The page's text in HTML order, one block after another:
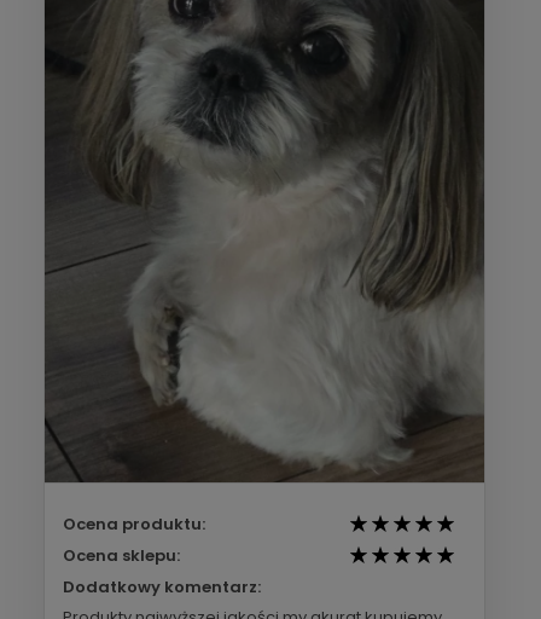
Ocena produktu:
Ocena sklepu:
Dodatkowy komentarz: